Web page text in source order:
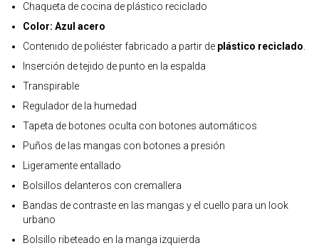
Chaqueta de cocina de plástico reciclado
Color: Azul acero
Contenido de poliéster fabricado a partir de plástico reciclado
Inserción de tejido de punto en la espalda
Transpirable
Regulador de la humedad
Tapeta de botones oculta con botones automáticos
Puños de las mangas con botones a presión
Ligeramente entallado
Bolsillos delanteros con cremallera
Bandas de contraste en las mangas y el cuello para un look
urbano
Bolsillo ribeteado en la manga izquierda